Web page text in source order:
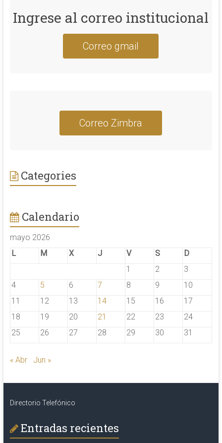
Ingrese al correo institucional
Correo gmail
Correo Zimbra
Categories
Calendario
mayo 2026
L
M X J V S
D
1
2
3
4
5 6 7 8 9
10
11
12 13 14 15 16
17
18
19 20 21 22 23
24
25
26 27 28 29 30 31
« Abr Jun »
Directorio Telefónico
Entradas recientes